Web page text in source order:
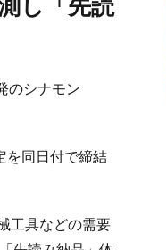
のシナモン
を同日付で締結
工具などの需要